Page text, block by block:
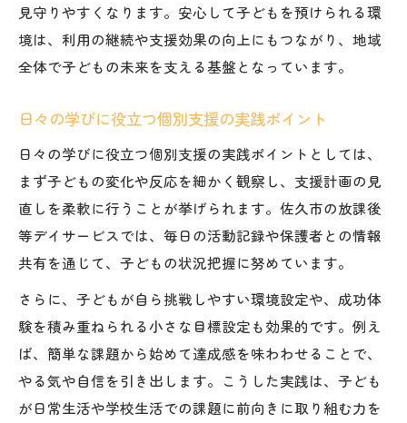
見守りやすくなります。安心して子どもを預けられる環
境は、利用の継続や支援効果の向上にもつながり、地域
全体で子どもの未来を支える基盤となっています。
日々の学びに役立つ個別支援の実践ポイント
日々の学びに役立つ個別支援の実践ポイントとしては、
まず子どもの変化や反応を細かく観察し、支援計画の見
直しを柔軟に行うことが挙げられます。佐久市の放課後
等デイサービスでは、毎日の活動記録や保護者との情報
共有を通じて、子どもの状況把握に努めています。
さらに、子どもが自ら挑戦しやすい環境設定や、成功体
験を積み重ねられる小さな目標設定も効果的です。例え
ば、簡単な課題から始めて達成感を味わわせることで、
やる気や自信を引き出します。こうした実践は、子ども
が日常生活や学校生活での課題に前向きに取り組む力を